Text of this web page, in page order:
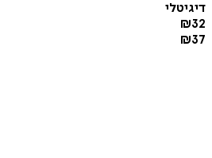
דיגיטלי
₪32
₪37